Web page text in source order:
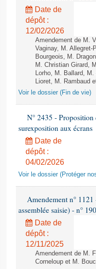
Date de
dépôt :
12/02/2026
Amendement de M.
Vaginay, M.
Bourgeois, M.
M. Christian Girard,
Lorho, M. Ballard,
Lioret, M. Rambaud
Voir le dossier (Fin de vie)
N° 2435 -
surexposition aux écrans
Date de
dépôt :
04/02/2026
Voir le dossier (Protéger
Amendement n°
assemblée saisie) - n°
Date de
dépôt :
12/11/2025
Amendement de M.
Corneloup et M.